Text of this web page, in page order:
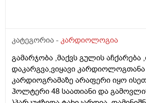
ფენიბუტი,ზინასენი და
უკუჩვენებას ხომ არ გამოიწვევს ამ
კატეგორია - კარდიოლოგია
გამარჯობა ,მაქვს გულის აჩქარება
დაკარგვა,ვიყავი
კარდიოგრამაზე არაფერი იყო
ჰოლტერი 48 საათიანი და